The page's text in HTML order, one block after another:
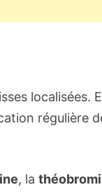
localisées.
régulière
, la